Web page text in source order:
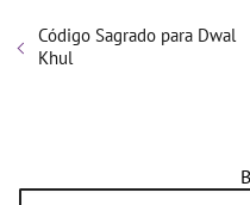
Código Sagrado para Dwal
Khul